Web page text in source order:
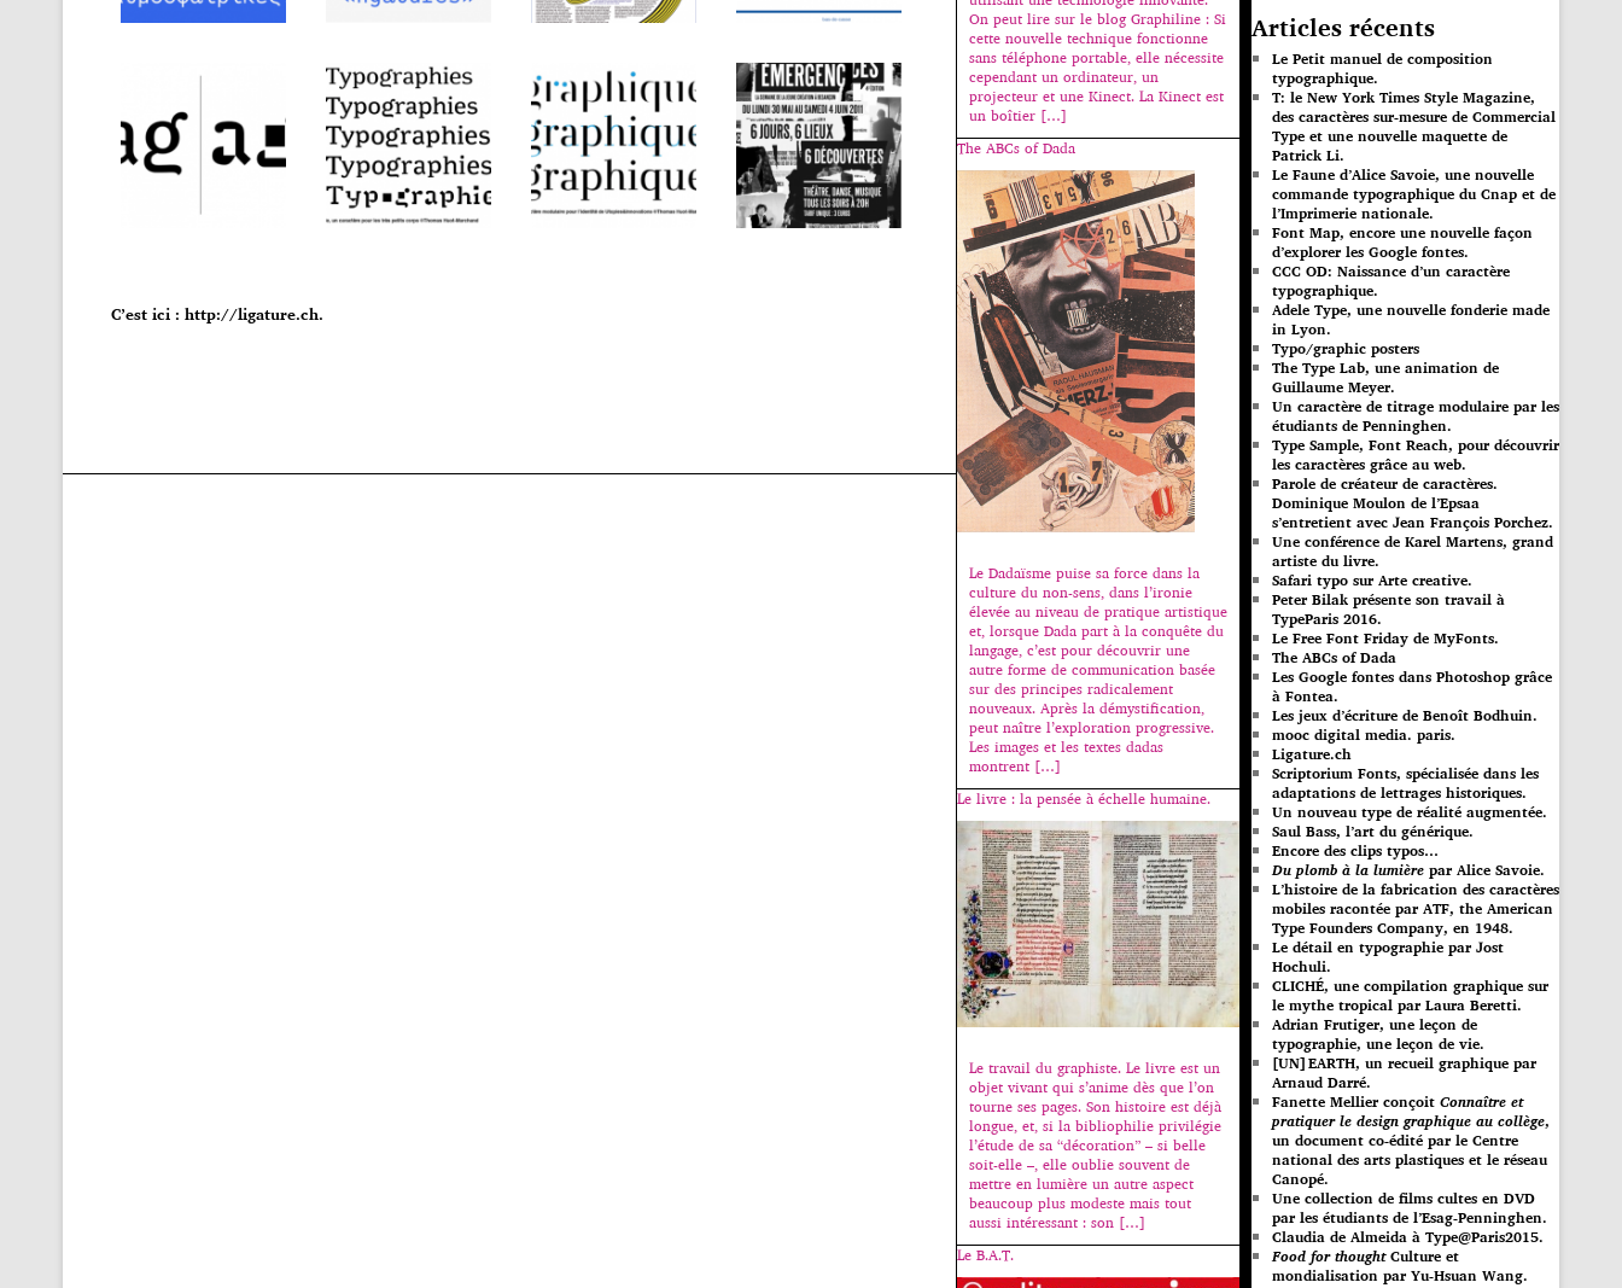
C’est ici : http://ligature.ch.
On peut lire sur le blog Graphiline : Si
cette nouvelle technique fonctionne
sans téléphone portable, elle nécessite
cependant un ordinateur, un
projecteur et une Kinect. La Kinect est
un boîtier […]
The ABCs of Dada
Le Dadaïsme puise sa force dans la
culture du non-sens, dans l’ironie
élevée au niveau de pratique artistique
et, lorsque Dada part à la conquête du
langage, c’est pour découvrir une
autre forme de communication basée
sur des principes radicalement
nouveaux. Après la démystification,
peut naître l’exploration progressive.
Les images et les textes dadas
montrent […]
Le livre : la pensée à échelle humaine.
Le travail du graphiste. Le livre est un
objet vivant qui s’anime dès que l’on
tourne ses pages. Son histoire est déjà
longue, et, si la bibliophilie privilégie
l’étude de sa “décoration” – si belle
soit-elle –, elle oublie souvent de
mettre en lumière un autre aspect
beaucoup plus modeste mais tout
aussi intéressant : son […]
Le B.A.T.
Articles récents
Le Petit manuel de composition
typographique.
T: le New York Times Style Magazine,
des caractères sur-mesure de Commercial
Type et une nouvelle maquette de
Patrick Li.
Le Faune d’Alice Savoie, une nouvelle
commande typographique du Cnap et de
l’Imprimerie nationale.
Font Map, encore une nouvelle façon
d’explorer les Google fontes.
CCC OD: Naissance d’un caractère
typographique.
Adele Type, une nouvelle fonderie made
in Lyon.
Typo/graphic posters
The Type Lab, une animation de
Guillaume Meyer.
Un caractère de titrage modulaire par les
étudiants de Penninghen.
Type Sample, Font Reach, pour découvrir
les caractères grâce au web.
Parole de créateur de caractères.
Dominique Moulon de l’Epsaa
s’entretient avec Jean François Porchez.
Une conférence de Karel Martens, grand
artiste du livre.
Safari typo sur Arte creative.
Peter Bilak présente son travail à
TypeParis 2016.
Le Free Font Friday de MyFonts.
The ABCs of Dada
Les Google fontes dans Photoshop grâce
à Fontea.
Les jeux d’écriture de Benoît Bodhuin.
mooc digital media. paris.
Ligature.ch
Scriptorium Fonts, spécialisée dans les
adaptations de lettrages historiques.
Un nouveau type de réalité augmentée.
Saul Bass, l’art du générique.
Encore des clips typos…
Du plomb à la lumière par Alice Savoie.
L’histoire de la fabrication des caractères
mobiles racontée par ATF, the American
Type Founders Company, en 1948.
Le détail en typographie par Jost
Hochuli.
CLICHÉ, une compilation graphique sur
le mythe tropical par Laura Beretti.
Adrian Frutiger, une leçon de
typographie, une leçon de vie.
[UN]EARTH, un recueil graphique par
Arnaud Darré.
Fanette Mellier conçoit Connaître et
pratiquer le design graphique au collège,
un document co-édité par le Centre
national des arts plastiques et le réseau
Canopé.
Une collection de films cultes en DVD
par les étudiants de l’Esag-Penninghen.
Claudia de Almeida à Type@Paris2015.
Food for thoughtCulture et
mondialisation par Yu-Hsuan Wang.